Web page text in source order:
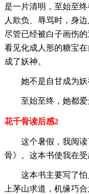
是一片清明，至始至
人欺负、辱骂时，身
尽管已经被白子画伤
看见化成人形的糖宝
成了妖神。
她不是自甘成为妖
至始至终，她都爱
花千骨读后感2
这个暑假，我阅
骨》。这本书使我在受
这本书主要写了
上茅山求道，机缘巧